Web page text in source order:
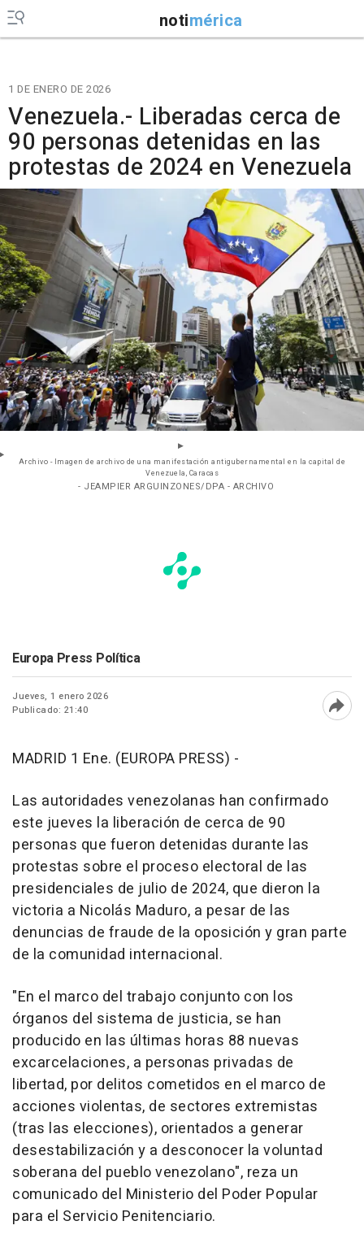
notimérica
1 DE ENERO DE 2026
Venezuela.- Liberadas cerca de
90 personas detenidas en las
protestas de 2024 en Venezuela
Archivo - Imagen de archivo de una manifestación antigubernamental en la capital de
Venezuela, Caracas
- JEAMPIER ARGUINZONES/DPA - ARCHIVO
Europa Press Política
Jueves, 1 enero 2026
Publicado: 21:40
MADRID 1 Ene. (EUROPA PRESS) -
Las autoridades venezolanas han confirmado
este jueves la liberación de cerca de 90
personas que fueron detenidas durante las
protestas sobre el proceso electoral de las
presidenciales de julio de 2024, que dieron la
victoria a Nicolás Maduro, a pesar de las
denuncias de fraude de la oposición y gran parte
de la comunidad internacional.
"En el marco del trabajo conjunto con los
órganos del sistema de justicia, se han
producido en las últimas horas 88 nuevas
excarcelaciones, a personas privadas de
libertad, por delitos cometidos en el marco de
acciones violentas, de sectores extremistas
(tras las elecciones), orientados a generar
desestabilización y a desconocer la voluntad
soberana del pueblo venezolano", reza un
comunicado del Ministerio del Poder Popular
para el Servicio Penitenciario.